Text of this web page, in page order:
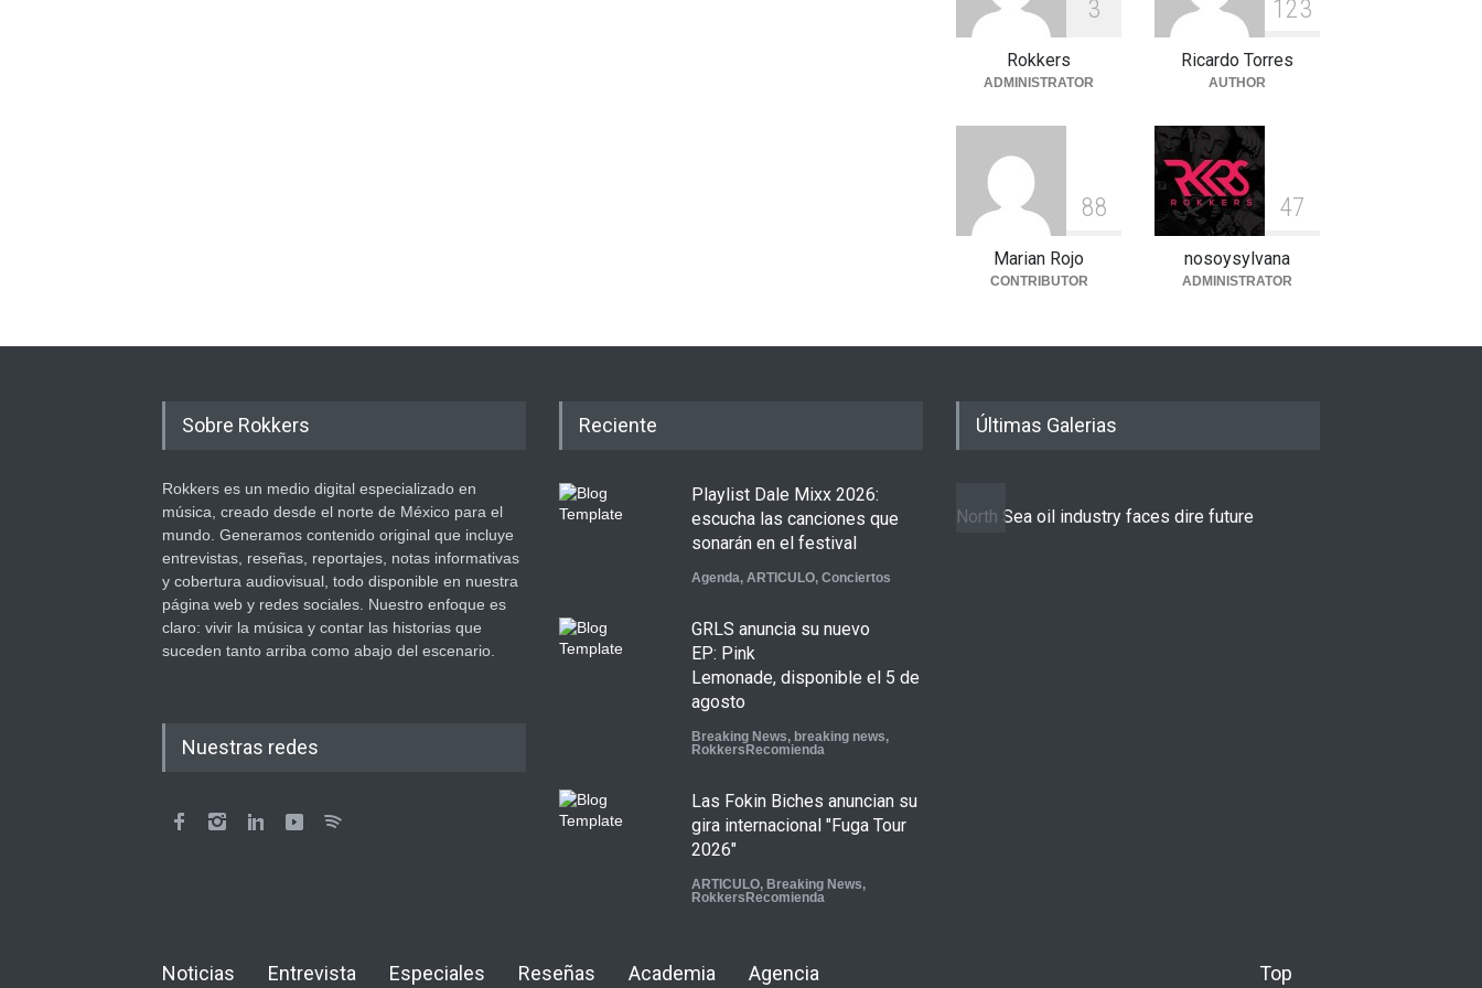
3
Rokkers
ADMINISTRATOR
1 23
Ricardo Torres
AUTHOR
88
Marian Rojo
CONTRIBUTOR
47
nosoysylvana
ADMINISTRATOR
Sobre Rokkers
Rokkers es un medio digital especializado en
música, creado desde el norte de México para el
mundo. Generamos contenido original que incluye
entrevistas, reseñas, reportajes, notas informativas
y cobertura audiovisual, todo disponible en nuestra
página web y redes sociales. Nuestro enfoque es
claro: vivir la música y contar las historias que
suceden tanto arriba como abajo del escenario.
Nuestras redes
Reciente
Playlist Dale Mixx 2026:
escucha las canciones que
sonarán en el festival
Agenda, ARTICULO, Conciertos
GRLS anuncia su nuevo
EP: Pink
Lemonade, disponible el 5 de
agosto
Breaking News, breaking news,
RokkersRecomienda
Las Fokin Biches anuncian su
gira internacional "Fuga Tour
2026"
ARTICULO, Breaking News,
RokkersRecomienda
nuevo de Psychedelic Porn
Últimas Galerias
North Sea oil industry faces dire future
Noticias Entrevista Especiales Reseñas Academia Agencia Top